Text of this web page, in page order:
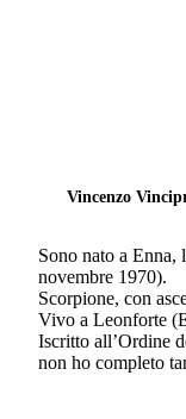
Vincenzo
Sono nato a Enna,
novembre 1970).
Scorpione, con
Vivo a Leonforte
Iscritto all’Ordine
non ho completo